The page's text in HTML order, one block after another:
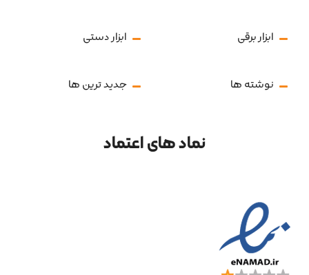
ابزار برقی ابزار دستی
نوشته ها جدید ترین ها
نماد های اعتماد